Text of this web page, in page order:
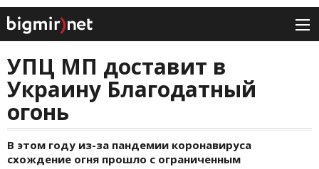
УПЦ МП доставит в
Украину Благодатный
огонь
В этом году из-за пандемии коронавируса
схождение огня прошло с ограниченным